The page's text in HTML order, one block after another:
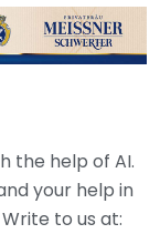
the help of AI.
your help in
to us at: